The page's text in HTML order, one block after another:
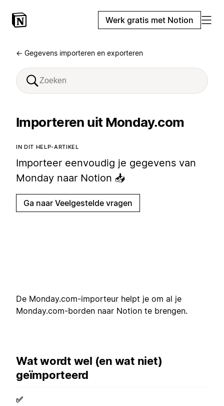
Werk gratis met Notion
← Gegevens importeren en exporteren
Importeren uit Monday.com
IN DIT HELP-ARTIKEL
Importeer eenvoudig je gegevens van
Monday naar Notion 📥
Ga naar Veelgestelde vragen
De Monday.com-importeur helpt je om al je
Monday.com-borden naar Notion te brengen.
Wat wordt wel (en wat niet)
geïmporteerd
✅